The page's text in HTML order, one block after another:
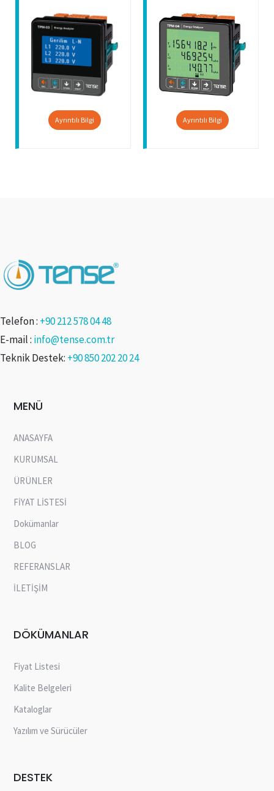
Ayrıntılı Bilgi Ayrıntılı Bilgi
Telefon : +90 212 578 04 48
E-mail : info@tense.com.tr
Teknik Destek: +90 850 202 20 24
MENÜ
ANASAYFA
KURUMSAL
ÜRÜNLER
FİYAT LİSTESİ
Dokümanlar
BLOG
REFERANSLAR
İLETİŞİM
DÖKÜMANLAR
Fiyat Listesi
Kalite Belgeleri
Kataloglar
Yazılım ve Sürücüler
DESTEK